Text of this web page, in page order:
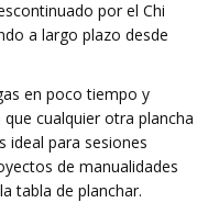
por el Chi
a largo plazo desde
en poco tiempo y
cualquier otra plancha
ideal para sesiones
de manualidades
tabla de planchar.